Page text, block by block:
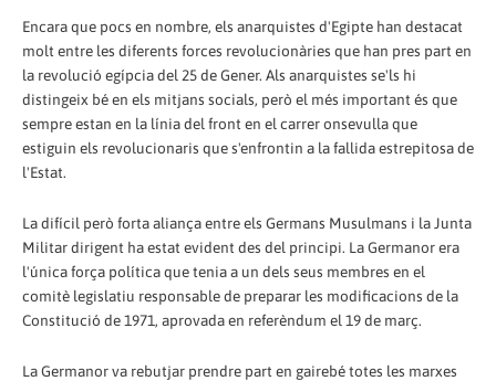
Encara que pocs en nombre, els anarquistes d'Egipte han destacat
molt entre les diferents forces revolucionàries que han pres part en
la revolució egípcia del 25 de Gener. Als anarquistes se'ls hi
distingeix bé en els mitjans socials, però el més important és que
sempre estan en la línia del front en el carrer onsevulla que
estiguin els revolucionaris que s'enfrontin a la fallida estrepitosa de
l'Estat.
La difícil però forta aliança entre els Germans Musulmans i la Junta
Militar dirigent ha estat evident des del principi. La Germanor era
l'única força política que tenia a un dels seus membres en el
comitè legislatiu responsable de preparar les modificacions de la
Constitució de 1971, aprovada en referèndum el 19 de març.
La Germanor va rebutjar prendre part en gairebé totes les marxes